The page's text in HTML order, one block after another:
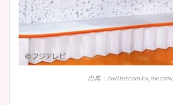
出典：twitter.com/